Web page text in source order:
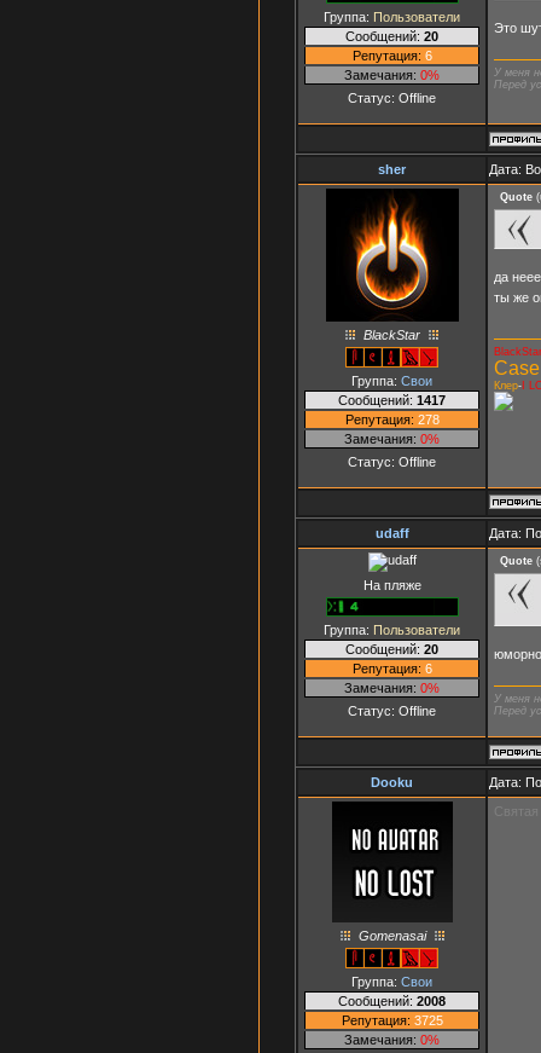
Группа: Пользователи
Сообщений: 20
Репутация: 6
Замечания: 0%
Статус: Offline
Это
У меня
Перед
sher Дата:
BlackStar
Группа: Свои
Сообщений: 1417
Репутация: 278
Замечания: 0%
Статус: Offline
Quote (
да
ты же
Case
Клер- I
udaff Дата:
На пляже
Группа: Пользователи
Сообщений: 20
Репутация: 6
Замечания: 0%
Статус: Offline
Quote (
У меня
Перед
Dooku Дата:
Gomenasai
Группа: Свои
Сообщений: 2008
Репутация: 3725
Замечания: 0%
Святая